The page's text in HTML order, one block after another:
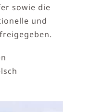
sowie die
und